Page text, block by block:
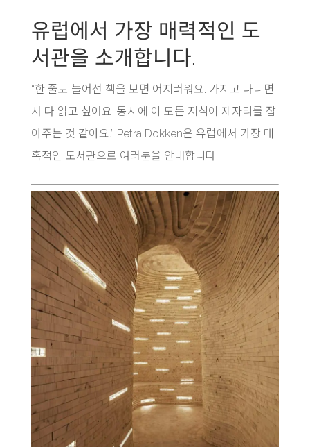
유럽에서 가장 매력적인 도
서관을 소개합니다.
“한 줄로 늘어선 책을 보면 어지러워요. 가지고 다니면
서 다 읽고 싶어요. 동시에 이 모든 지식이 제자리를 잡
아주는 것 같아요.” Petra Dokken은 유럽에서 가장 매
혹적인 도서관으로 여러분을 안내합니다.